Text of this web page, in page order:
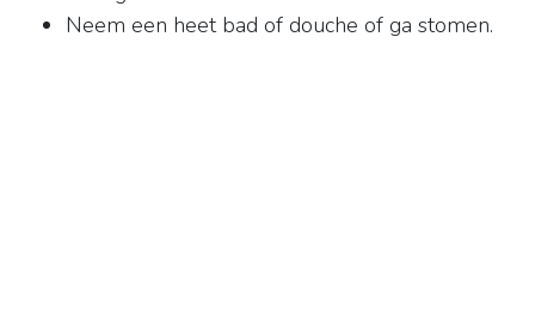
Neem een heet bad of douche of ga stomen.